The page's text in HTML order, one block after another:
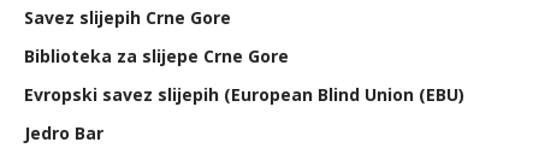
Savez slijepih Crne Gore
Biblioteka za slijepe Crne Gore
Evropski savez slijepih (European Blind Union (EBU)
Jedro Bar